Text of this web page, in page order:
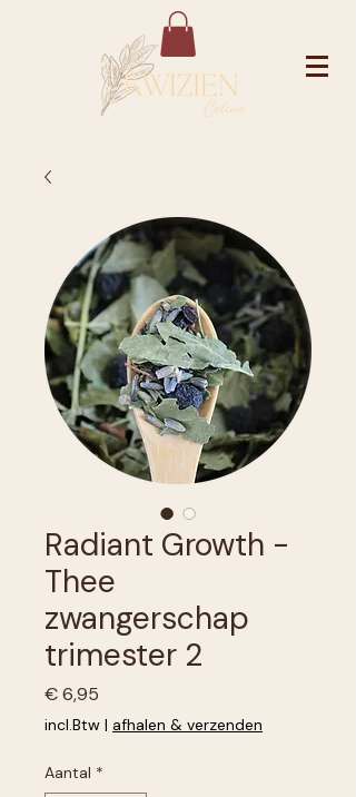
Radiant Growth -
Thee
zwangerschap
trimester 2
€ 6,95
incl.Btw | afhalen & verzenden
Aantal *